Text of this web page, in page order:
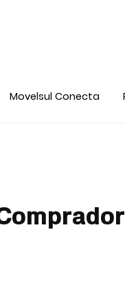
Movelsul Conecta